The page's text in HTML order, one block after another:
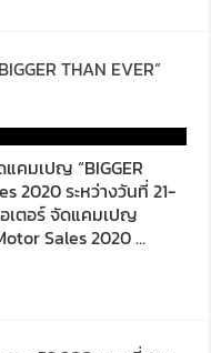
THAN EVER”
คมเปญ “BIGGER
2020 ระหว่างวันที่ 21-
เตอร์ จัดแคมเปญ
Sales 2020 …